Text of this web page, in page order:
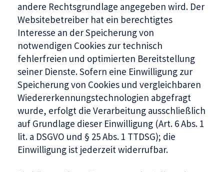
andere Rechtsgrundlage angegeben wird. Der
Websitebetreiber hat ein berechtigtes
Interesse an der Speicherung von
notwendigen Cookies zur technisch
fehlerfreien und optimierten Bereitstellung
seiner Dienste. Sofern eine Einwilligung zur
Speicherung von Cookies und vergleichbaren
Wiedererkennungstechnologien abgefragt
wurde, erfolgt die Verarbeitung ausschließlich
auf Grundlage dieser Einwilligung (Art. 6 Abs. 1
lit. a DSGVO und § 25 Abs. 1 TTDSG); die
Einwilligung ist jederzeit widerrufbar.